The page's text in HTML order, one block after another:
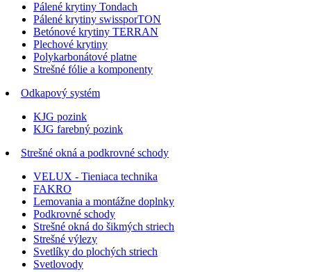
Pálené krytiny Tondach
Pálené krytiny swissporTON
Betónové krytiny TERRAN
Plechové krytiny
Polykarbonátové platne
Strešné fólie a komponenty
Odkapový systém
KJG pozink
KJG farebný pozink
Strešné okná a podkrovné schody
VELUX - Tieniaca technika
FAKRO
Lemovania a montážne doplnky
Podkrovné schody
Strešné okná do šikmých striech
Strešné výlezy
Svetlíky do plochých striech
Svetlovody